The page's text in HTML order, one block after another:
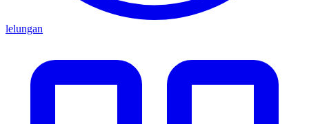
lelungan